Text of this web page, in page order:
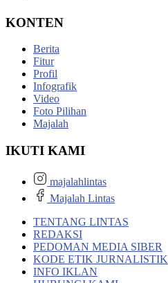
KONTEN
Berita
Fitur
Profil
Infografik
Video
Foto Pilihan
Majalah
IKUTI KAMI
majalahlintas
Majalah Lintas
TENTANG LINTAS
REDAKSI
PEDOMAN MEDIA SIBER
KODE ETIK JURNALISTIK
INFO IKLAN